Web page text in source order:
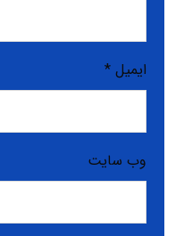
ایمیل*
وب‌ سایت